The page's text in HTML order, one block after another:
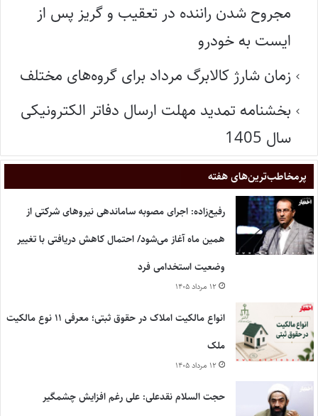
مجروح شدن راننده در تعقیب و گریز پس از
ایست به خودرو
زمان شارژ کالابرگ مرداد برای گروه‌های مختلف
بخشنامه تمدید مهلت ارسال دفاتر الکترونیکی
سال 1405
پر‌مخاطب‌ترین‌های هفته
رفیع‌زاده: اجرای مصوبه ساماندهی نیروهای شرکتی از
همین ماه آغاز می‌شود/ احتمال کاهش دریافتی با تغییر
وضعیت استخدامی فرد
۱۲ مرداد ۱۴۰۵
انواع مالکیت املاک در حقوق ثبتی؛ معرفی ۱۱ نوع مالکیت
ملک
۱۲ مرداد ۱۴۰۵
حجت السلام نقدعلی: علی رغم افزایش چشمگیر